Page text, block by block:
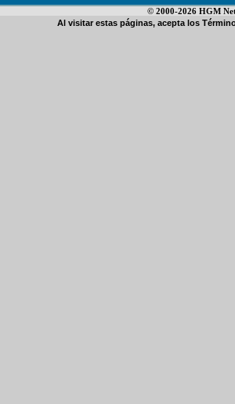
© 2000-2026 HGM
Al visitar estas páginas, acepta los